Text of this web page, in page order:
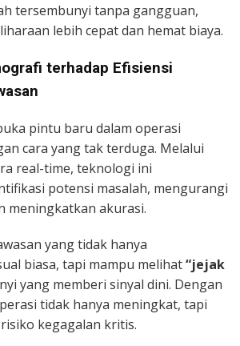
tersembunyi tanpa gangguan,
lebih cepat dan hemat biaya.
terhadap Efisiensi
pintu baru dalam operasi
cara yang tak terduga. Melalui
real-time, teknologi ini
potensi masalah, mengurangi
meningkatkan akurasi.
yang tidak hanya
biasa, tapi mampu melihat“jejak
yang memberi sinyal dini. Dengan
tidak hanya meningkat, tapi
kegagalan kritis.